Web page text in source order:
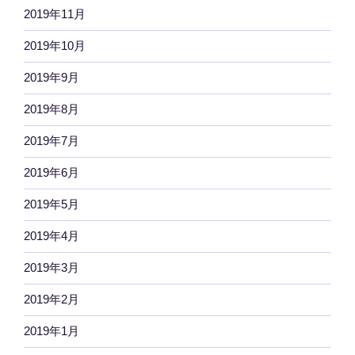
2019年11月
2019年10月
2019年9月
2019年8月
2019年7月
2019年6月
2019年5月
2019年4月
2019年3月
2019年2月
2019年1月